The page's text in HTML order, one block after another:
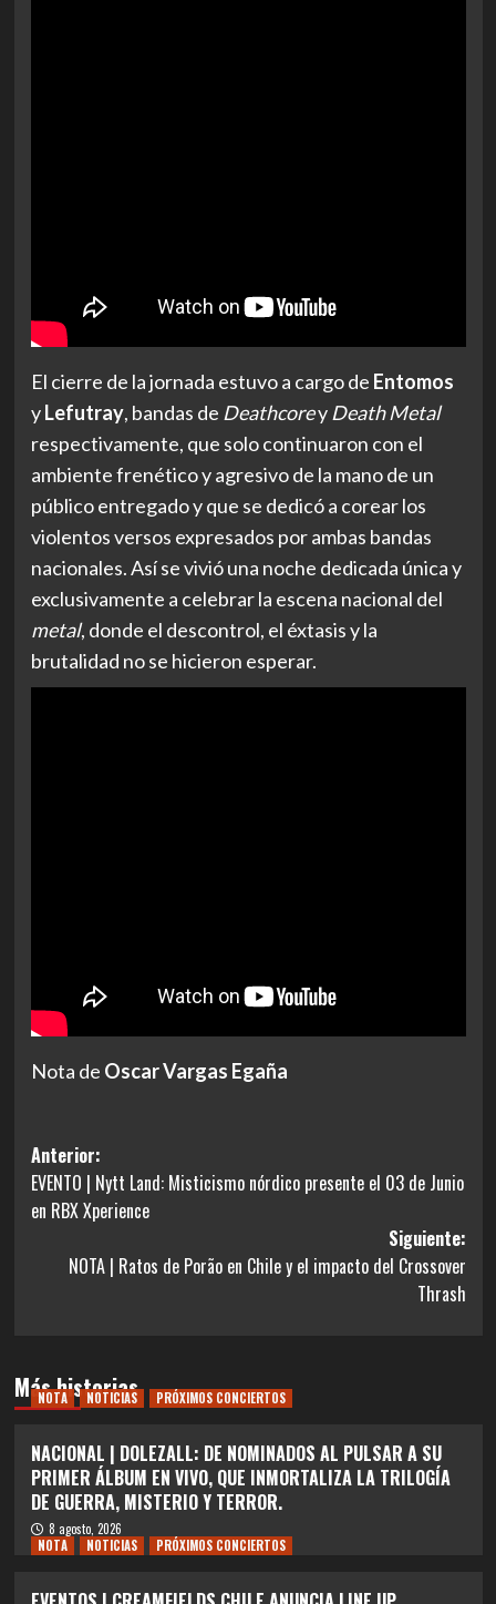
El cierre de la jornada estuvo a cargo de Entomos
yLefutray, bandas de Deathcorey Death Metal
respectivamente, que solo continuaron con el
ambiente frenético y agresivo de la mano de un
público entregado y que se dedicó a corear los
violentos versos expresados por ambas bandas
nacionales. Así se vivió una noche dedicada única y
exclusivamente a celebrar la escena nacional del
metal, donde el descontrol, el éxtasis y la
brutalidad no se hicieron esperar.
Nota de Oscar Vargas Egaña
Navegación
de
entradas
Anterior:
EVENTO | Nytt Land: Misticismo nórdico presente el 03 de Junio
en RBX Xperience
Siguiente:
NOTA | Ratos de Porão en Chile y el impacto del Crossover
Thrash
Más historias
NOTA NOTICIAS PRÓXIMOS CONCIERTOS
NACIONAL | DOLEZALL: DE NOMINADOS AL PULSAR A SU
PRIMER ÁLBUM EN VIVO, QUE INMORTALIZA LA TRILOGÍA
DE GUERRA, MISTERIO Y TERROR.
8 agosto, 2026
NOTA
NOTICIAS PRÓXIMOS CONCIERTOS